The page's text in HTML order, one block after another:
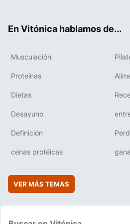
En Vitónica hablamos de...
Musculación
Proteínas
Dietas
Desayuno
Definición
cenas protéicas
VER MÁS TEMAS